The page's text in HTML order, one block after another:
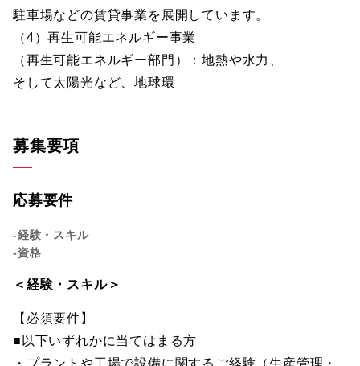
駐車場などの賃貸事業を展開しています。
（4）再生可能エネルギー事業
（再生可能エネルギー部門）：地熱や水力、
そして太陽光など、地球環
募集要項
応募要件
-経験・スキル
-資格
＜経験・スキル＞
【必須要件】
■以下いずれかに当てはまる方
・プラントや工場で設備に関するご経験（生産管理・